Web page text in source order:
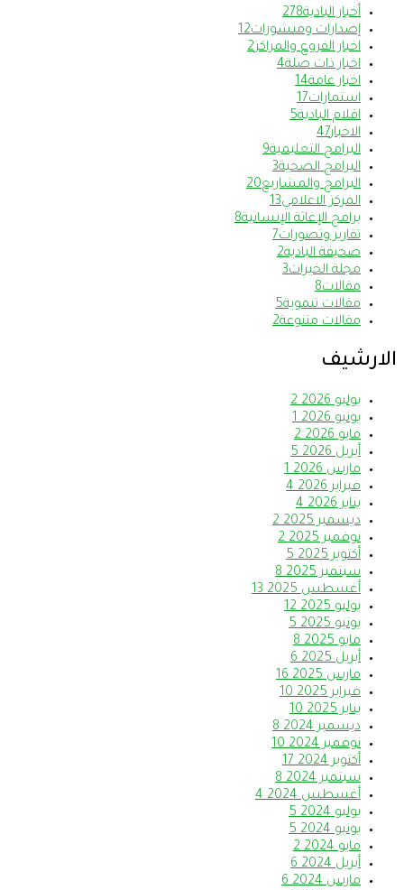
أخبار البادية278
إصدارات ومنشورات12
اخبار الفروع والمراكز2
اخبار ذات صلة4
اخبار عامة14
استمارات17
اقلام البادية5
الاخبار47
البرامج التعليمية9
البرامج الصحية3
البرامج والمشاريع20
المركز الاعلامي13
برامج الإغاثة الإنسانية8
تقارير وتصورات7
صحيفة البادية2
مجلة الخيرات3
مقالات8
مقالات تنموية5
مقالات متنوعة2
الارشيف
يوليو 2026
2
يونيو 2026
1
مايو 2026
2
أبريل 2026
5
مارس 2026
1
فبراير 2026
4
يناير 2026
4
ديسمبر 2025
2
نوفمبر 2025
2
أكتوبر 2025
5
سبتمبر 2025
8
أغسطس 2025
13
يوليو 2025
12
يونيو 2025
5
مايو 2025
8
أبريل 2025
6
مارس 2025
16
فبراير 2025
10
يناير 2025
10
ديسمبر 2024
8
نوفمبر 2024
10
أكتوبر 2024
17
سبتمبر 2024
8
أغسطس 2024
4
يوليو 2024
5
يونيو 2024
5
مايو 2024
2
أبريل 2024
6
مارس 2024
6